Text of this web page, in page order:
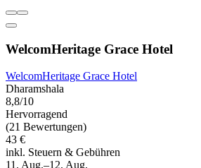
WelcomHeritage Grace Hotel
WelcomHeritage Grace Hotel
Dharamshala
8,8/10
Hervorragend
(21 Bewertungen)
43 €
inkl. Steuern & Gebühren
11. Aug.–12. Aug.